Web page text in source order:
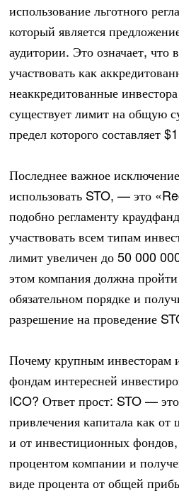
использование льготного
который является
аудитории. Это означает, что
участвовать как
неаккредитованные
существует лимит на общую
предел которого составляет
Последнее важное
использовать STO, — это
подобно регламенту
участвовать всем типам
лимит увеличен до 50 000
этом компания должна
обязательном порядке и
разрешение на проведение
Почему крупным инвесторам
фондам интересней
ICO? Ответ прост: STO — это
привлечения капитала как
и от инвестиционных
процентом компании и
виде процента от общей